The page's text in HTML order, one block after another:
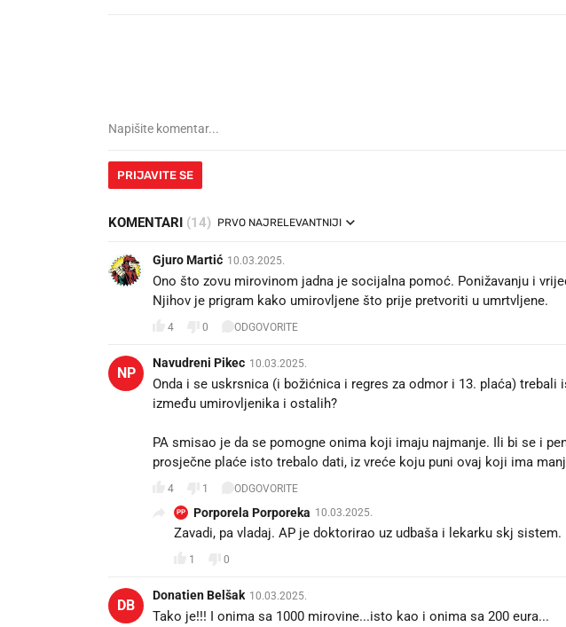
PRIJAVITE SE
KOMENTARI (14) PRVO NAJRELEVANTNIJI
Gjuro Martić 10.03.2025.
Ono što zovu mirovinom jadna je socijalna pomoć. Ponižavanju i
Njihov je prigram kako umirovljene što prije pretvoriti u umrtvljene.
4 0 ODGOVORITE
NP
Navudreni Pikec 10.03.2025.
Onda i se uskrsnica (i božićnica i regres za odmor i 13. plaća)
između umirovljenika i ostalih?
PA smisao je da se pomogne onima koji imaju najmanje. Ili bi se i
prosječne plaće isto trebalo dati, iz vreće koju puni ovaj koji ima
4 1 ODGOVORITE
PP Porporela Porporeka 10.03.2025.
Zavadi, pa vladaj. AP je doktorirao uz udbaša i lekarku skj sistem.
1 0
DB
Donatien Belšak 10.03.2025.
Tako je!!! I onima sa 1000 mirovine...isto kao i onima sa 200 eura...